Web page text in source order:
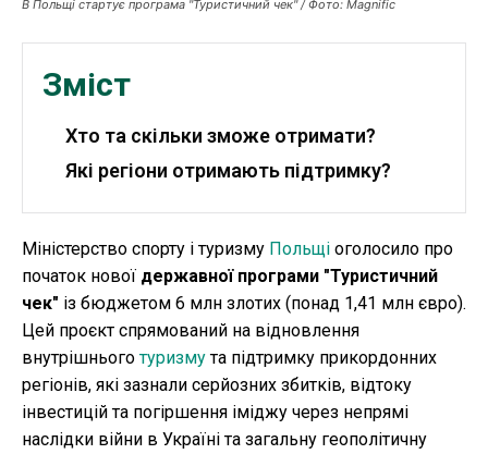
Ми в соц. мережах
В Польщі стартує програма "Туристичний чек" / Фото: Magnific
Зміст
Хто та скільки зможе отримати?
Які регіони отримають підтримку?
Міністерство спорту і туризму Польщі оголосило про
початок нової державної програми "Туристичний
чек" із бюджетом 6 млн злотих (понад 1,41 млн євро).
Цей проєкт спрямований на відновлення
внутрішньоготуризмута підтримку прикордонних
регіонів, які зазнали серйозних збитків, відтоку
інвестицій та погіршення іміджу через непрямі
наслідки війни в Україні та загальну геополітичну